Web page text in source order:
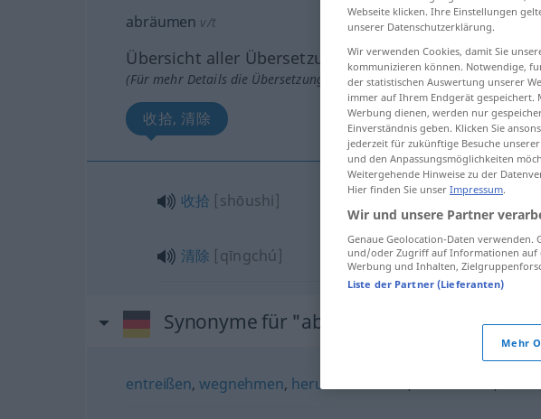
abräumen v/t
Übersicht aller Übersetzungen
(Für mehr Details die Übersetzung anklicken/antippen)
收拾, 清除
收拾 [shōushi]
清除 [qīngchú]
Synonyme für "abräumen"
entreißen,wegnehmen, herunternehmen
Webseite klicken. Ihre Einstellungen
unserer Datenschutzerklärung.
Wir verwenden Cookies, damit Sie
kommunizieren können. Notwendige,
der statistischen Auswertung unserer
immer auf Ihrem Endgerät
Werbung dienen, werden nur
Einverständnis geben. Klicken Sie
jederzeit für zukünftige Besuche
und den Anpassungsmöglichkeiten
Weitergehende Hinweise zu der
Hier finden Sie unser Impressum.
Wir und unsere Partner
Genaue Geolocation-Daten
und/oder Zugriff auf Informationen auf
Werbung und Inhalten,
Liste der Partner (Lieferanten)
Mehr